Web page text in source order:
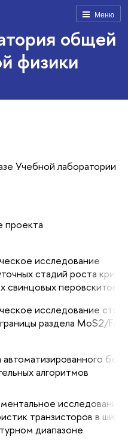
Меню
общей
физики
Учебной лаборатории
проекта
исследование
стадий роста
свинцовых перовскитов
исследование
раздела MoS2/
алгоритмов
исследование
транзисторов в
диапазоне